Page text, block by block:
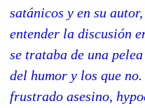
satánicos y en su
entender la discusión
se trataba de una
del humor y los que
frustrado asesino,